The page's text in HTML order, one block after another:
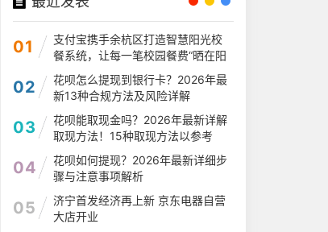
01
支付宝携手余杭区打造智慧阳光校
餐系统，让每一笔校园餐费“晒在阳
光下
02
花呗怎么提现到银行卡？2026年最
新13种合规方法及风险详解
03
花呗能取现金吗？2026年最新详解
取现方法！15种取现方法以参考
04
花呗如何提现？2026年最新详细步
骤与注意事项解析
05
济宁首发经济再上新 京东电器自营
大店开业